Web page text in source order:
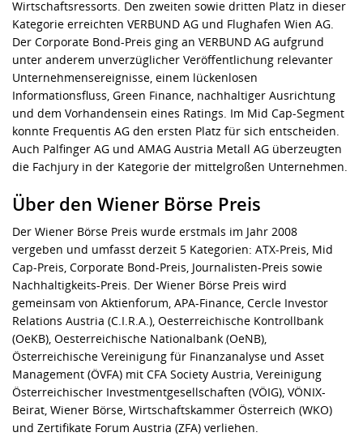
Wirtschaftsressorts. Den zweiten sowie dritten Platz in dieser
Kategorie erreichten VERBUND AG und Flughafen Wien AG.
Der Corporate Bond-Preis ging an VERBUND AG aufgrund
unter anderem unverzüglicher Veröffentlichung relevanter
Unternehmensereignisse, einem lückenlosen
Informationsfluss, Green Finance, nachhaltiger Ausrichtung
und dem Vorhandensein eines Ratings. Im Mid Cap-Segment
konnte Frequentis AG den ersten Platz für sich entscheiden.
Auch Palfinger AG und AMAG Austria Metall AG überzeugten
die Fachjury in der Kategorie der mittelgroßen Unternehmen.
Über den Wiener Börse Preis
Der Wiener Börse Preis wurde erstmals im Jahr 2008
vergeben und umfasst derzeit 5 Kategorien: ATX-Preis, Mid
Cap-Preis, Corporate Bond-Preis, Journalisten-Preis sowie
Nachhaltigkeits-Preis. Der Wiener Börse Preis wird
gemeinsam von Aktienforum, APA-Finance, Cercle Investor
Relations Austria (C.I.R.A.), Oesterreichische Kontrollbank
(OeKB), Oesterreichische Nationalbank (OeNB),
Österreichische Vereinigung für Finanzanalyse und Asset
Management (ÖVFA) mit CFA Society Austria, Vereinigung
Österreichischer Investmentgesellschaften (VÖIG), VÖNIX-
Beirat, Wiener Börse, Wirtschaftskammer Österreich (WKO)
und Zertifikate Forum Austria (ZFA) verliehen.